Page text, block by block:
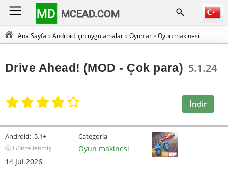
MD MCEAD.COM
Ana Sayfa »Android için uygulamalar»Oyunlar»Oyun makinesi
Drive Ahead! (MOD - Çok para) 5.1.24
İndir
Android: 5.1+
🕣 Güncellenmiş
14 Jul 2026
Categoría
Oyun makinesi